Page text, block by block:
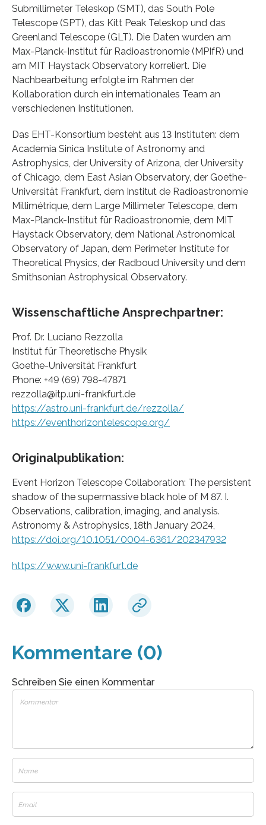
Submillimeter Teleskop (SMT), das South Pole
Telescope (SPT), das Kitt Peak Teleskop und das
Greenland Telescope (GLT). Die Daten wurden am
Max-Planck-Institut für Radioastronomie (MPIfR) und
am MIT Haystack Observatory korreliert. Die
Nachbearbeitung erfolgte im Rahmen der
Kollaboration durch ein internationales Team an
verschiedenen Institutionen.
Das EHT-Konsortium besteht aus 13 Instituten: dem
Academia Sinica Institute of Astronomy and
Astrophysics, der University of Arizona, der University
of Chicago, dem East Asian Observatory, der Goethe-
Universität Frankfurt, dem Institut de Radioastronomie
Millimétrique, dem Large Millimeter Telescope, dem
Max-Planck-Institut für Radioastronomie, dem MIT
Haystack Observatory, dem National Astronomical
Observatory of Japan, dem Perimeter Institute for
Theoretical Physics, der Radboud University und dem
Smithsonian Astrophysical Observatory.
Wissenschaftliche Ansprechpartner:
Prof. Dr. Luciano Rezzolla
Institut für Theoretische Physik
Goethe-Universität Frankfurt
Phone: +49 (69) 798-47871
rezzolla@itp.uni-frankfurt.de
https://astro.uni-frankfurt.de/rezzolla/
https://eventhorizontelescope.org/
Originalpublikation:
Event Horizon Telescope Collaboration: The persistent
shadow of the supermassive black hole of M 87. I.
Observations, calibration, imaging, and analysis.
Astronomy & Astrophysics, 18th January 2024,
https://doi.org/10.1051/0004-6361/202347932
https://www.uni-frankfurt.de
Kommentare (0)
Schreiben Sie einen Kommentar